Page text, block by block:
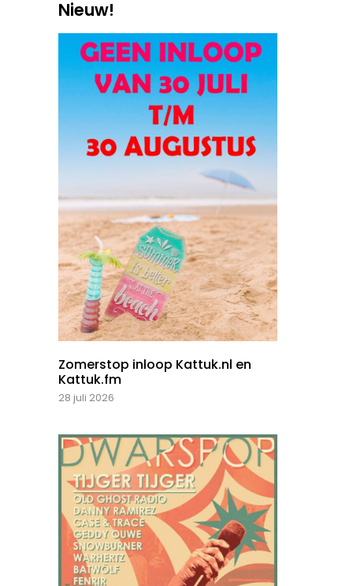
Nieuw!
Zomerstop inloop Kattuk.nl en
Kattuk.fm
28 juli 2026